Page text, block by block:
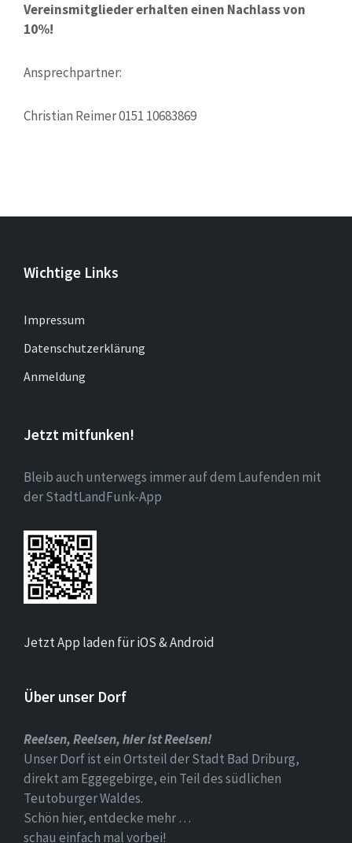
Vereinsmitglieder erhalten einen Nachlass von
10%!
Ansprechpartner:
Christian Reimer 0151 10683869
Wichtige Links
Impressum
Datenschutzerklärung
Anmeldung
Jetzt mitfunken!
Bleib auch unterwegs immer auf dem Laufenden mit
der StadtLandFunk-App
Jetzt App laden für iOS & Android
Über unser Dorf
Reelsen, Reelsen, hier ist Reelsen!
Unser Dorf ist ein Ortsteil der Stadt Bad Driburg,
direkt am Eggegebirge, ein Teil des südlichen
Teutoburger Waldes.
Schön hier, entdecke mehr …
schau einfach mal vorbei!